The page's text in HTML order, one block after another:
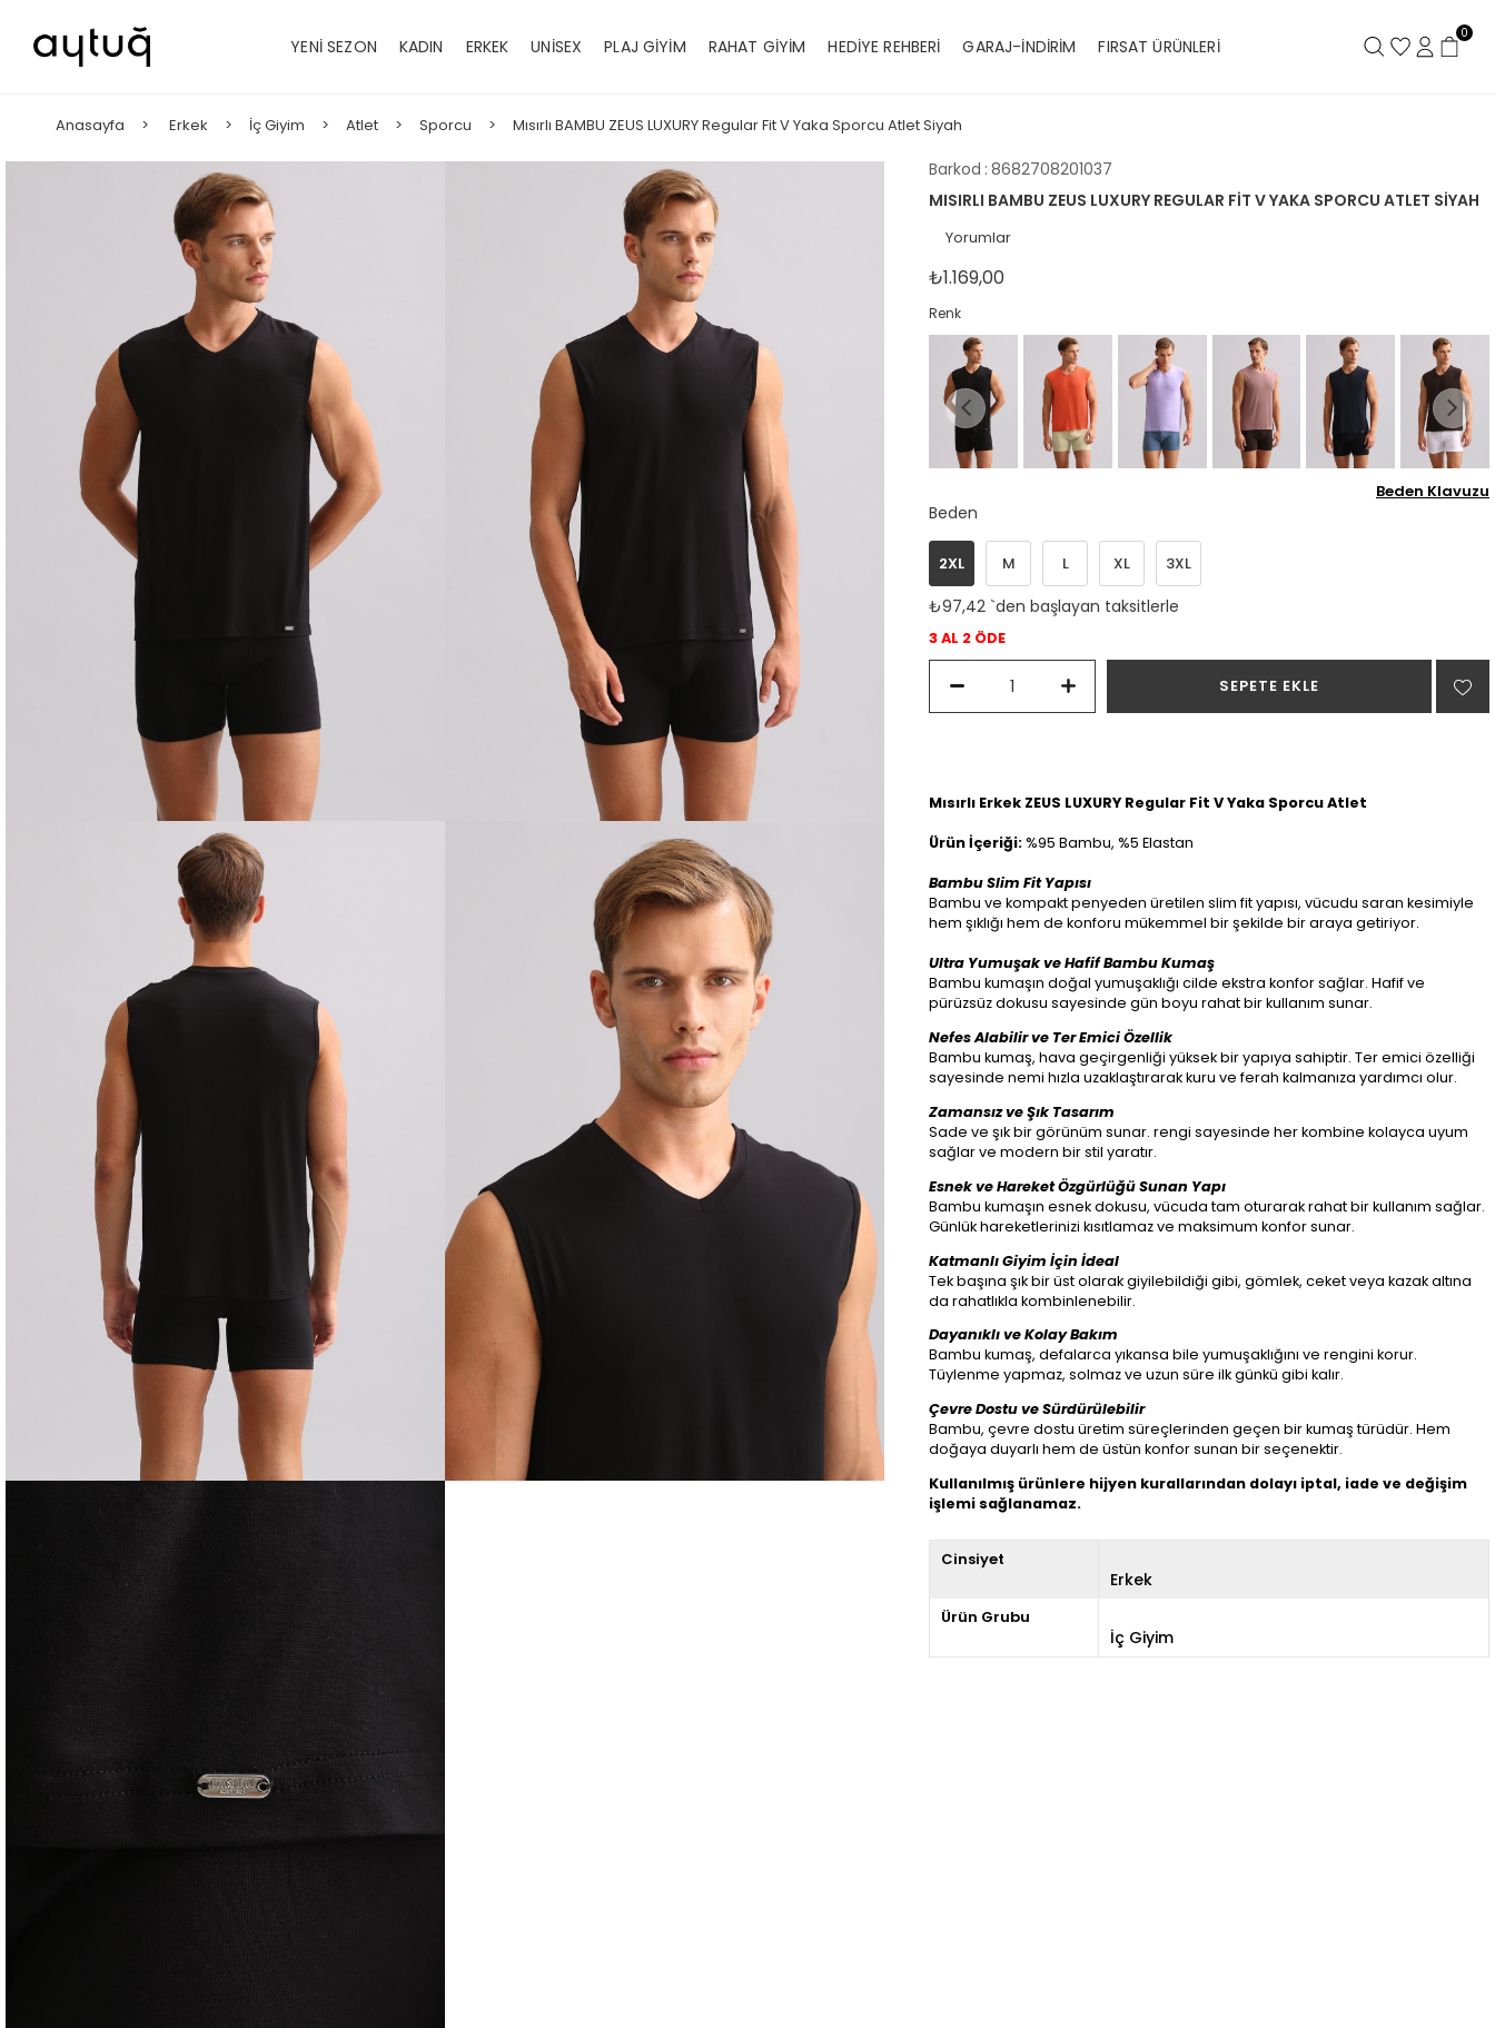
YENİ SEZON KADIN ERKEK UNİSEX PLAJ GİYİM RAHAT GİYİM HEDİYE REHBERİ GARAJ-İNDİRİM FIRSAT ÜRÜNLERİ
0
Anasayfa Erkek İç Giyim Atlet Sporcu Mısırlı BAMBU ZEUS LUXURY Regular Fit V Yaka Sporcu Atlet Siyah
Barkod : 8682708201037
MISIRLI BAMBU ZEUS LUXURY REGULAR FIT V YAKA SPORCU ATLET SIYAH
Yorumlar
₺1.169,00
Renk
Beden Klavuzu
Beden
2XL M L XL 3XL
₺97,42 `den başlayan taksitlerle
3 AL 2 ÖDE
Mısırlı Erkek ZEUS LUXURY Regular Fit V Yaka Sporcu Atlet
Ürün İçeriği:%95 Bambu, %5 Elastan
Bambu Slim Fit Yapısı
Bambu ve kompakt penyeden üretilen slim fit yapısı, vücudu saran kesimiyle
hem şıklığı hem de konforu mükemmel bir şekilde bir araya getiriyor.
Ultra Yumuşak ve Hafif Bambu Kumaş
Bambu kumaşın doğal yumuşaklığı cilde ekstra konfor sağlar. Hafif ve
pürüzsüz dokusu sayesinde gün boyu rahat bir kullanım sunar.
Nefes Alabilir ve Ter Emici Özellik
Bambu kumaş, hava geçirgenliği yüksek bir yapıya sahiptir. Ter emici özelliği
sayesinde nemi hızla uzaklaştırarak kuru ve ferah kalmanıza yardımcı olur.
Zamansız ve Şık Tasarım
Sade ve şık bir görünüm sunar. rengi sayesinde her kombine kolayca uyum
sağlar ve modern bir stil yaratır.
Esnek ve Hareket Özgürlüğü Sunan Yapı
Bambu kumaşın esnek dokusu, vücuda tam oturarak rahat bir kullanım sağlar.
Günlük hareketlerinizi kısıtlamaz ve maksimum konfor sunar.
Katmanlı Giyim İçin İdeal
Tek başına şık bir üst olarak giyilebildiği gibi, gömlek, ceket veya kazak altına
da rahatlıkla kombinlenebilir.
Dayanıklı ve Kolay Bakım
Bambu kumaş, defalarca yıkansa bile yumuşaklığını ve rengini korur.
Tüylenme yapmaz, solmaz ve uzun süre ilk günkü gibi kalır.
Çevre Dostu ve Sürdürülebilir
Bambu, çevre dostu üretim süreçlerinden geçen bir kumaş türüdür. Hem
doğaya duyarlı hem de üstün konfor sunan bir seçenektir.
Kullanılmış ürünlere hijyen kurallarından dolayı iptal, iade ve değişim
işlemi sağlanamaz.
Cinsiyet
Erkek
Ürün Grubu
İç Giyim